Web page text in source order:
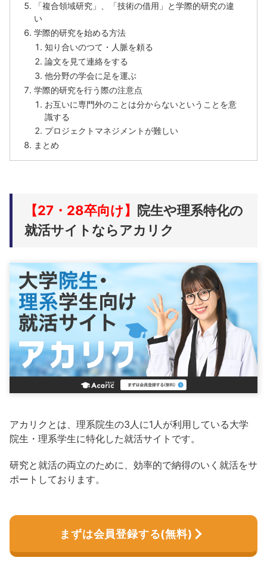
「複合領域研究」、「技術の借用」と学際的研究の違
い
学際的研究を始める方法
知り合いのつて・人脈を頼る
論文を見て連絡をする
他分野の学会に足を運ぶ
学際的研究を行う際の注意点
お互いに専門外のことは分からないということを意
識する
プロジェクトマネジメントが難しい
まとめ
【27・28卒向け】
院生や理系特化の
就活サイトならアカリク
アカリクとは、理系院生の3人に1人が利用している大学
院生・理系学生に特化した就活サイトです。
研究と就活の両立のために、効率的で納得のいく就活をサ
ポートしております。
まずは会員登録する(無料)